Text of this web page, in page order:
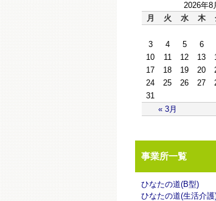
2026年8
月
火 水 木
« 3月
3
4 5 6
10
11 12 13
17
18 19 20
24
25 26 27
31
事業所一覧
ひなたの道(B型)
ひなたの道(生活介護